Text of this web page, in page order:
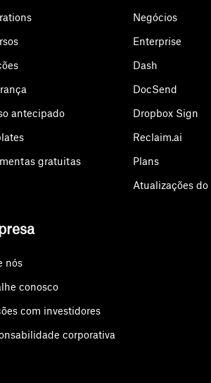
antecipado
gratuitas
Negócios
Enterprise
Dash
DocSend
Dropbox Sign
Reclaim.ai
Plans
Atualizações
nós
conosco
com investidores
corporativa